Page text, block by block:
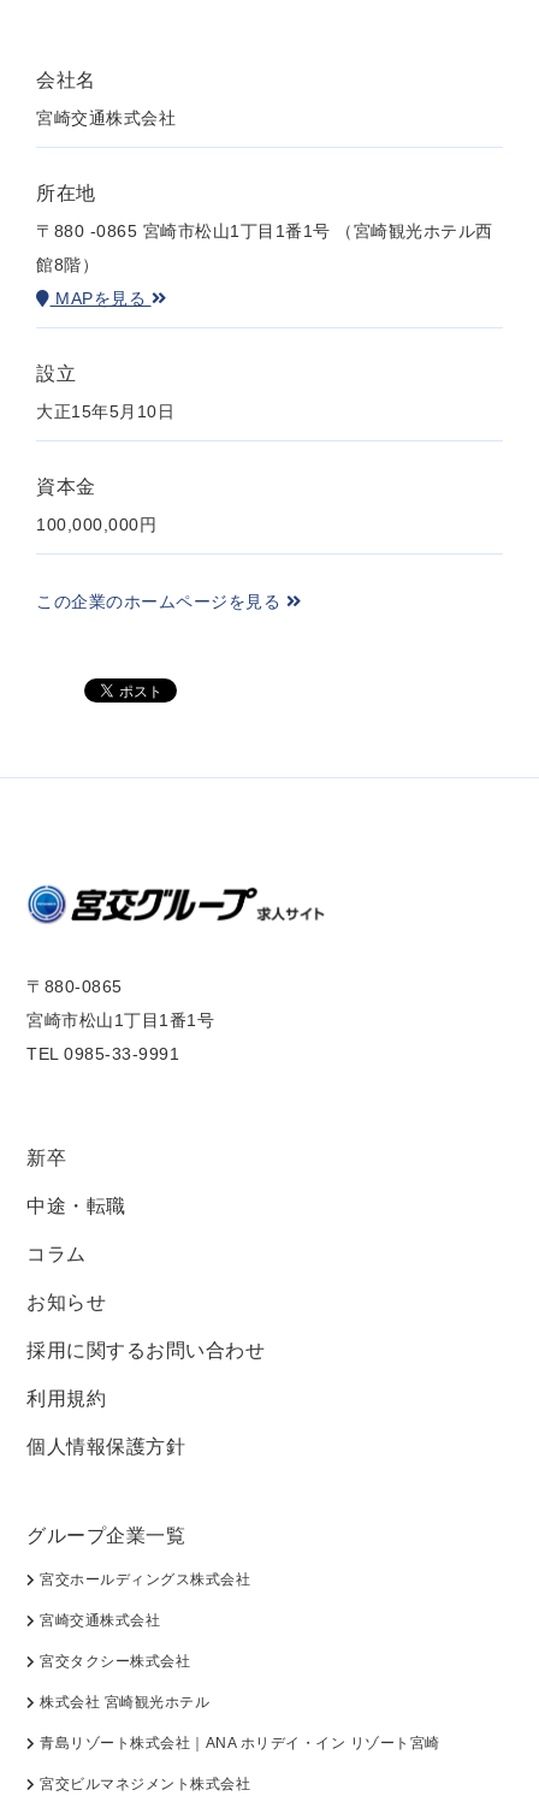
会社名
宮崎交通株式会社
所在地
〒880 -0865 宮崎市松山1丁目1番1号 （宮崎観光ホテル西
館8階）
MAPを見る
設立
大正15年5月10日
資本金
100,000,000円
この企業のホームページを見る
〒880-0865
宮崎市松山1丁目1番1号
TEL 0985-33-9991
新卒
中途・転職
コラム
お知らせ
採用に関するお問い合わせ
利用規約
個人情報保護方針
グループ企業一覧
宮交ホールディングス株式会社
宮崎交通株式会社
宮交タクシー株式会社
株式会社 宮崎観光ホテル
青島リゾート株式会社｜ANA ホリデイ・イン リゾート宮崎
宮交ビルマネジメント株式会社